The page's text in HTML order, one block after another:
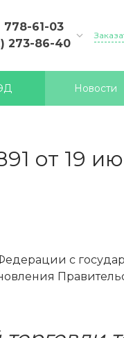
778-61-03
273-86-40
ул.
Новости
от 19
с